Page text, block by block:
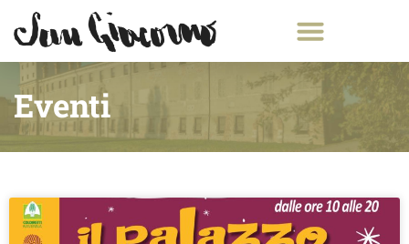
Eventi